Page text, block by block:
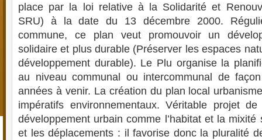
place par la loi relative à la Solidarité et
SRU) à la date du 13 décembre 2000.
commune, ce plan veut promouvoir un
solidaire et plus durable (Préserver les espaces
développement durable). Le Plu organise la
au niveau communal ou intercommunal de
années à venir. La création du plan local
impératifs environnementaux. Véritable projet
développement urbain comme l’habitat et la mixité
et les déplacements : il favorise donc la pluralité